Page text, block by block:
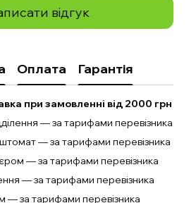
відгук
Оплата Гарантія
при замовленні від 2000 грн
— за тарифами перевізника
— за тарифами перевізника
— за тарифами перевізника
— за тарифами перевізника
за тарифами перевізника